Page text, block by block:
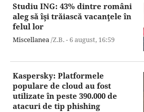
Studiu ING: 43% dintre români
aleg să îşi trăiască vacanţele în
felul lor
Miscellanea/Z.B. -6 august, 16:59
Kaspersky: Platformele
populare de cloud au fost
utilizate în peste 390.000 de
atacuri de tip phishing